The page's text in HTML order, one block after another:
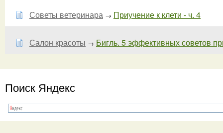
Советы ветеринара → Приучение к клети - ч. 4
Салон красоты → Бигль. 5 эффективных советов
Поиск Яндекс